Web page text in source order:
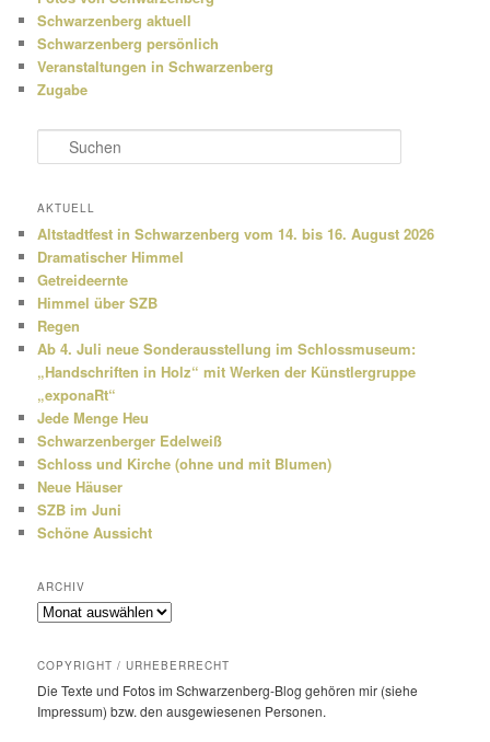
Schwarzenberg aktuell
Schwarzenberg persönlich
Veranstaltungen in Schwarzenberg
Zugabe
u
h
n
AKTUELL
Altstadtfest in Schwarzenberg vom 14. bis 16. August 2026
Dramatischer Himmel
Getreideernte
Himmel über SZB
Regen
Ab 4. Juli neue Sonderausstellung im Schlossmuseum:
„Handschriften in Holz“ mit Werken der Künstlergruppe
„exponaRt“
Jede Menge Heu
Schwarzenberger Edelweiß
Schloss und Kirche (ohne und mit Blumen)
Neue Häuser
SZB im Juni
Schöne Aussicht
ARCHIV
Archiv
COPYRIGHT / URHEBERRECHT
Die Texte und Fotos im Schwarzenberg-Blog gehören mir (siehe
Impressum) bzw. den ausge­wie­senen Personen.